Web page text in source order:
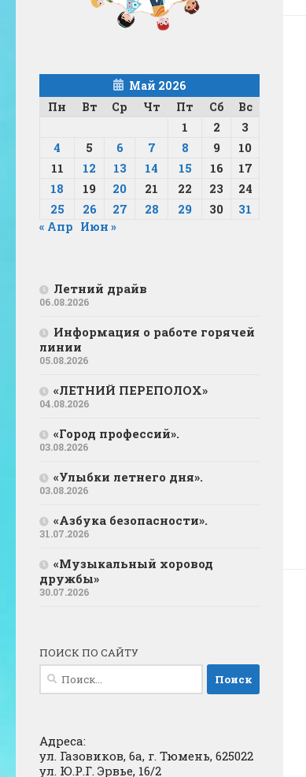
Май 2026
Пн
Вт Ср Чт Пт Сб Вс
1 2
3
4
5 6 7 8 9
10
11
12 13 14 15 16
17
18
19 20 21 22 23
24
25
26 27 28 29 30 31
« Апр Июн »
Летний драйв
06.08.2026
Информация о работе горячей
линии
05.08.2026
«ЛЕТНИЙ ПЕРЕПОЛОХ»
04.08.2026
«Город профессий».
03.08.2026
«Улыбки летнего дня».
03.08.2026
«Азбука безопасности».
31.07.2026
«Музыкальный хоровод
дружбы»
30.07.2026
ПОИСК ПО САЙТУ
Найти:
Адреса:
ул. Газовиков, 6а, г. Тюмень, 625022
ул. Ю.Р.Г. Эрвье, 16/2